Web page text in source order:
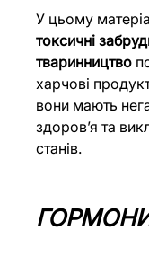
У цьому
токсичні
тваринництво
харчові
вони мають
здоровʼя та
станів.